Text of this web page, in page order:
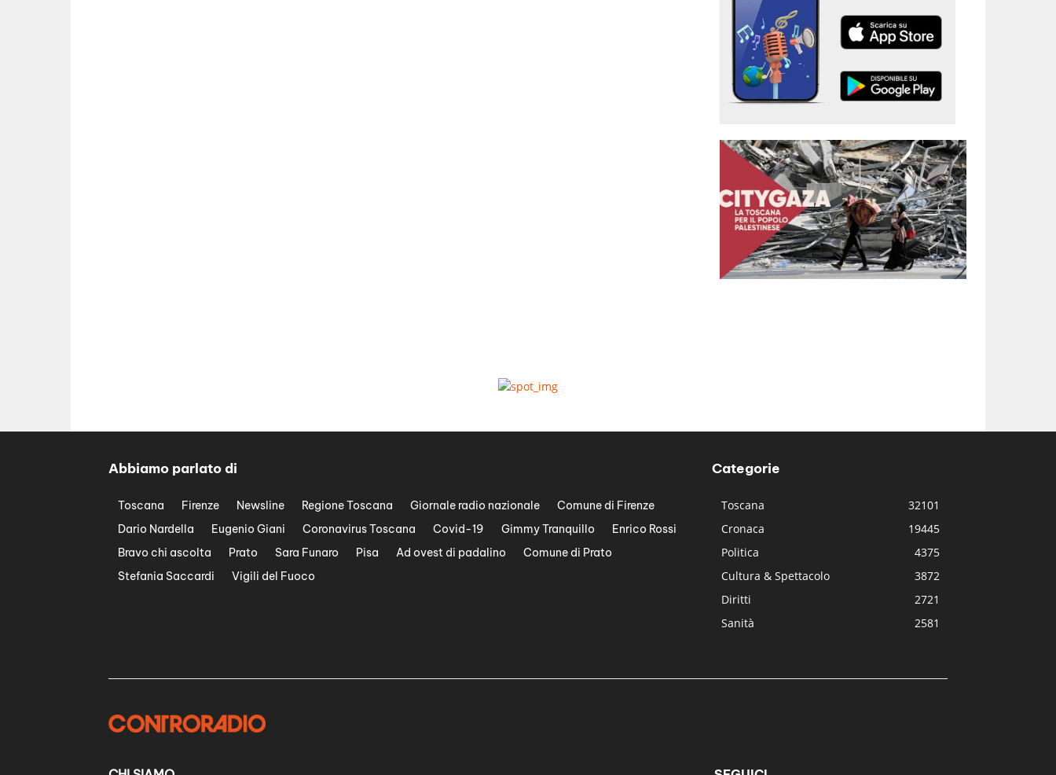
Abbiamo parlato di
Toscana Firenze Newsline Regione Toscana Giornale radio nazionale
Comune di Firenze
Dario Nardella
Eugenio Giani Coronavirus Toscana Covid-19 Gimmy Tranquillo
Enrico Rossi
Bravo chi ascolta
Prato Sara Funaro Pisa Ad ovest di padalino
Comune di Prato
Stefania Saccardi
Vigili del Fuoco
Categorie
Toscana
32101
Cronaca
19445
Politica
4375
Cultura & Spettacolo
3872
Diritti
2721
Sanità
2581